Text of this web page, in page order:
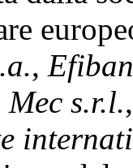
,
Mec s.r.l.